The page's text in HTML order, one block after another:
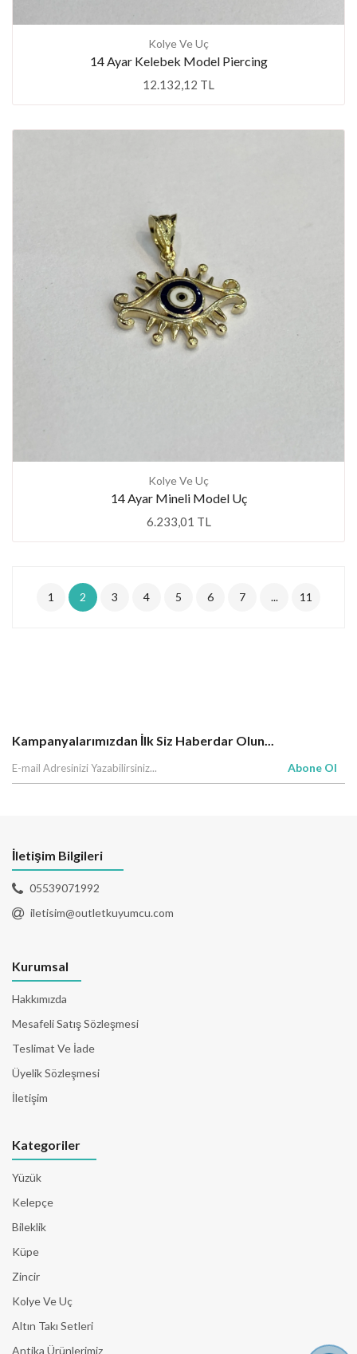
Kolye Ve Uç
14 Ayar Kelebek Model Piercing
12.132,12 TL
Kolye Ve Uç
14 Ayar Mineli Model Uç
6.233,01 TL
1 2 3 4 5 6 7 ... 11
Kampanyalarımızdan İlk Siz Haberdar Olun...
Abone Ol
İletişim Bilgileri
05539071992
iletisim@outletkuyumcu.com
Kurumsal
Hakkımızda
Mesafeli Satış Sözleşmesi
Teslimat Ve İade
Üyelik Sözleşmesi
İletişim
Kategoriler
Yüzük
Kelepçe
Bileklik
Küpe
Zincir
Kolye Ve Uç
Altın Takı Setleri
Antika Ürünlerimiz